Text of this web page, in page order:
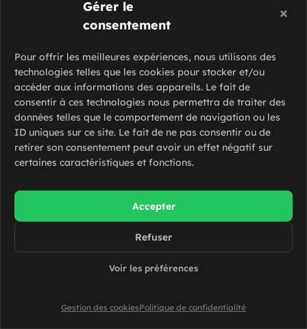
Gérer le
consentement
Pour offrir les meilleures expériences, nous utilisons des
technologies telles que les cookies pour stocker et/ou
accéder aux informations des appareils. Le fait de
consentir à ces technologies nous permettra de traiter des
données telles que le comportement de navigation ou les
ID uniques sur ce site. Le fait de ne pas consentir ou de
retirer son consentement peut avoir un effet négatif sur
certaines caractéristiques et fonctions.
Accepter
Refuser
Voir les préférences
Gestion des cookiesPolitique de confidentialité
Technicien Vitrage Automobile – H/F
Meaux (77100)
12.31 euros par heure CDI
Elagueur – H/F